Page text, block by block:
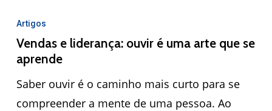
Artigos
Vendas e liderança: ouvir é uma arte que se
aprende
Saber ouvir é o caminho mais curto para se
compreender a mente de uma pessoa. Ao